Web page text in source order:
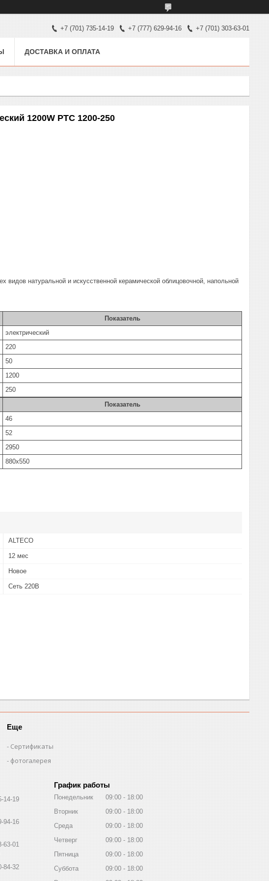
+7 (701) 735-14-19 +7 (777) 629-94-16 +7 (701) 303-63-01
ДОСТАВКА И ОПЛАТА
1200W PTC 1200-250
видов натуральной и искусственной керамической облицовочной, напольной
Показатель
электрический
220
50
1200
250
Показатель
46
52
2950
880x550
ALTECO
12 мес
Новое
Сеть 220В
Еще
Сертификаты
фотогалерея
14-19
94-16
63-01
84-32
График работы
Понедельник 09:00
18:00
Вторник
09:00
18:00
Среда
09:00
18:00
Четверг
09:00
18:00
Пятница
09:00
18:00
Суббота
09:00
18:00